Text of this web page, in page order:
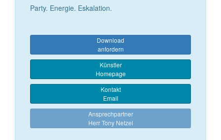
Party. Energie. Eskalation.
Download
anfordern
Künstler
Homepage
Kontakt
Email
Ansprechpartner
Herr Tony Netzel